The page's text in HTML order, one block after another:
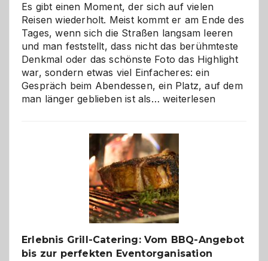
Es gibt einen Moment, der sich auf vielen
Reisen wiederholt. Meist kommt er am Ende des
Tages, wenn sich die Straßen langsam leeren
und man feststellt, dass nicht das berühmteste
Denkmal oder das schönste Foto das Highlight
war, sondern etwas viel Einfacheres: ein
Gespräch beim Abendessen, ein Platz, auf dem
man länger geblieben ist als… Als
–
die
Gelegenheit,
neue
Reiseziele
zu
entdecken
weiterlesen
Erlebnis Grill-Catering: Vom BBQ-Angebot
bis zur perfekten Eventorganisation